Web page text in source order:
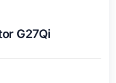
G27Qi